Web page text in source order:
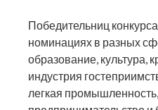
Победительниц
номинациях в разных
образование, культура,
индустрия
легкая